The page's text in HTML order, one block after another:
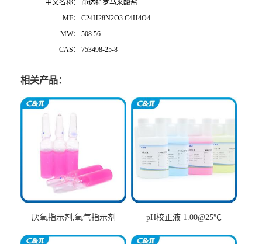
中文名称：
茚达特罗马来酸盐
MF：
C24H28N2O3.C4H4O4
MW：
508.56
CAS：
753498-25-8
相关产品：
厌氧指示剂,氧气指示剂 pH校正液 1.00@25℃